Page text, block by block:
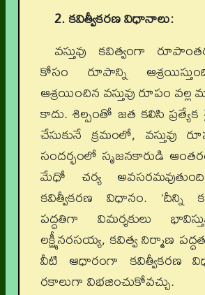
2. కవిత్వీకరణ విధానాలు:
వస్తువు కవిత్వంగా
కోసం రూపాన్ని
ఆశ్రయించిన వస్తువు రూపం వల్ల
కాదు. శిల్పంతో జత కలిసి
చేసుకునే క్రమంలో, వస్తువు
సందర్భంలో సృజనకారుడి
మేధో చర్య
కవిత్వీకరణ విధానం. ‘దీన్ని
పద్ధతిగా విమర్శకులు
లక్ష్మీనరసయ్య, కవిత్వ నిర్మాణ
వీటి ఆధారంగా కవిత్వీకరణ
రకాలుగా విభజించుకోవచ్చు.